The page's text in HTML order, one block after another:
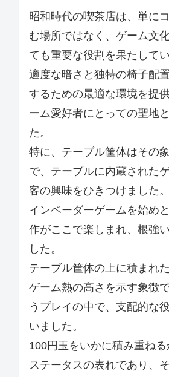
昭和時代の喫茶店は、単に
む場所ではなく、ゲーム文
ても重要な役割を果たしてい
適度な暗さと独特の椅子配
するための最適な環境を提
ーム愛好者にとっての聖地
た。
特に、テーブル筐体はその
で、テーブルに内蔵された
客の興味をひきつけました。
インベーダーゲームを始め
作がここで楽しまれ、根強
した。
テーブル筐体の上に積まれ
ゲーム熱の高さを示す象徴
うプレイの中で、支配的な
いました。
100円玉をいかに積み重ね
ステータスの表れであり、